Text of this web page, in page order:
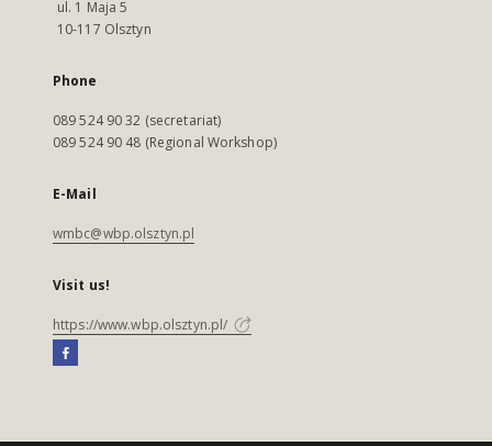
ul. 1 Maja 5
10-117 Olsztyn
Phone
089 524 90 32 (secretariat)
089 524 90 48 (Regional Workshop)
E-Mail
wmbc@wbp.olsztyn.pl
Visit us!
https://www.wbp.olsztyn.pl/